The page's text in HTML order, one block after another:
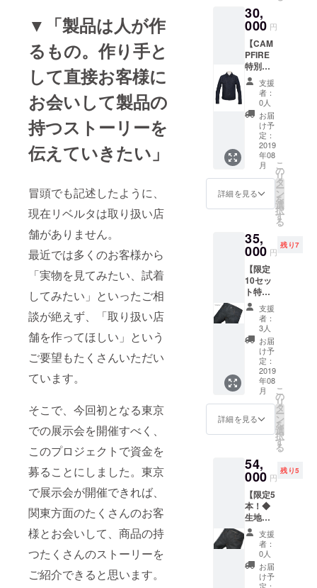
▼「製品は人が作
るもの。作り手と
して直接お客様に
お会いして製品の
持つストーリーを
伝えていきたい」
冒頭でも記述したように、
現在リベルタは取り扱い店
舗がありません。
最近では多くのお客様から
「実物を見てみたい、試着
してみたい」といったご相
談が絶えず、「取り扱い店
舗を作ってほしい」という
ご要望もたくさんいただい
ています。
そこで、今回初となる東京
での展示会を開催すべく、
このプロジェクトで資金を
募ることにしました。東京
で展示会が開催できれば、
関東方面のたくさんのお客
様とお会いして、商品の持
つたくさんのストーリーを
ご紹介できると思います。
げサー
ビスと
なりま
す。 ※
ワン
ウォッ
シュを
ご希望
の場合
は裾上
げと同
時にお
申し付
けくだ
さい。
29/ 30/
31/ 32
/33
/34inch
よりお
選びい
ただけ
ます。
※お申込
み時に
ご希望
の股下
をご連
絡いた
だけれ
ば裾上
げサー
ワン
ウォッ
シュを
ご希望
の場合
は裾上
げと同
時にお
申し付
けくだ
さい。
ビッチ
デニム
を使用
した、
しっか
りとし
た穿き
応えの
ある漆
黒のブ
ラック
デニ
ム、"B
uddy"
（バ
ディ）
をお届
27/ 28/
29/ 30/
31/ 32
/33
/34inch
よりお
選びい
ただけ
ます。
※お申込
み時に
ご希望
の股下
をご連
絡いた
だけれ
ば裾上
ていた
だきま
す。 ※
ワン
ウォッ
シュを
ご希望
の場合
は裾上
げと同
時にお
30,
000 円
【CAM
PFIRE
特別価
格
8%OFF
◆3D-
Denim
Jacket
"New
Stunner
"（ニュ
ースタ
ナー）
・・・1
着
コット
ン100%
のセル
ビッチ
デニム
を使用
した立
体パ
ターン
による
細身で
スタイ
リッ
シュな
Ｇジャ
ン"New
Stunner
をお届
けしま
す。 ※
サイズ
はS / M /
L より
お選び
いただ
けま
す。 ※
ワン
支援
者：
0人
お届
け予
定：
2019
年08
月
詳細を見る
こ
の
リ
タ
ー
ン
を
選
択
す
る
35,
000 円
残り7
【限定
10セッ
ト特別
価格！
19％OF
F】 ◆
定番
ジーン
ズ穿き
比べ2本
セット
お好き
な定番
ジーン
ズ2本を
ペアで
しま
す。 ※
オプ
ション
からご
希望の
ペアを
お選び
下さ
い。
※Size
支援
者：
3人
お届
け予
定：
2019
年08
月
詳細を見る
こ
の
リ
タ
ー
ン
を
選
択
す
る
54,
000 円
残り5
【限定5
本！◆
生地を
選んで
作る
オー
ダー
ジーン
ズ・・
支援
者：
0人
お届
け予